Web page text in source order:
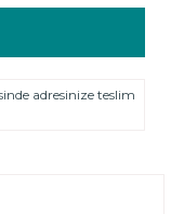
adresinize teslim